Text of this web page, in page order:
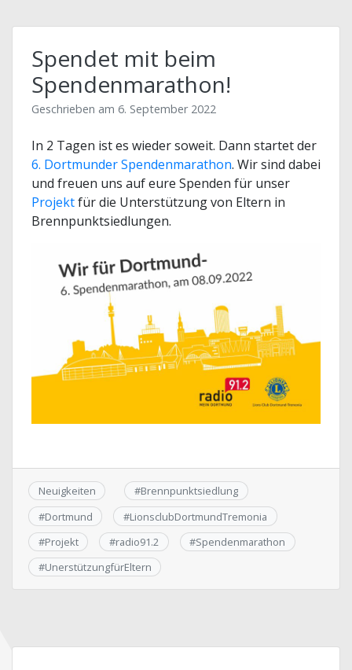
Spendet mit beim
Spendenmarathon!
Geschrieben am 6. September 2022
In 2 Tagen ist es wieder soweit. Dann startet der
6. Dortmunder Spendenmarathon. Wir sind dabei
und freuen uns auf eure Spenden für unser
Projektfür die Unterstützung von Eltern in
Brennpunktsiedlungen.
Neuigkeiten #Brennpunktsiedlung
#Dortmund #LionsclubDortmundTremonia
#Projekt #radio91.2 #Spendenmarathon
#UnerstützungfürEltern